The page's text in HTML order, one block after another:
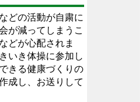
どの活動が自粛に
が減ってしまうこ
どが心配されま
いき体操に参加し
きる健康づくりの
成し、お送りして